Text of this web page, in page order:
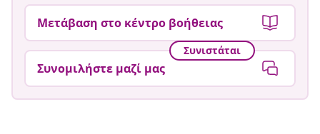
Μετάβαση στο κέντρο βοήθειας
Συνιστάται
Συνομιλήστε μαζί μας